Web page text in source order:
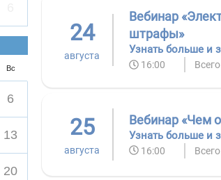
Вс
6
13
20
24
августа
Вебинар
штрафы»
Узнать больше и
16:00
25
августа
Вебинар «Чем
Узнать больше и
16:00